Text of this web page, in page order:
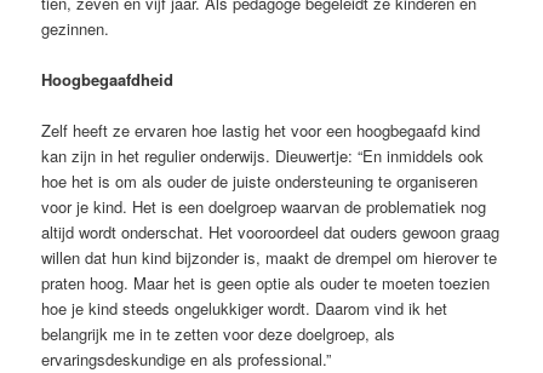
gezinnen.
Hoogbegaafdheid
Zelf heeft ze ervaren hoe lastig het voor een hoogbegaafd kind
kan zijn in het regulier onderwijs. Dieuwertje: “En inmiddels ook
hoe het is om als ouder de juiste ondersteuning te organiseren
voor je kind. Het is een doelgroep waarvan de problematiek nog
altijd wordt onderschat. Het vooroordeel dat ouders gewoon graag
willen dat hun kind bijzonder is, maakt de drempel om hierover te
praten hoog. Maar het is geen optie als ouder te moeten toezien
hoe je kind steeds ongelukkiger wordt. Daarom vind ik het
belangrijk me in te zetten voor deze doelgroep, als
ervaringsdeskundige en als professional.”